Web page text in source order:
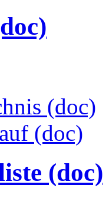
(doc)
(doc)
(doc)